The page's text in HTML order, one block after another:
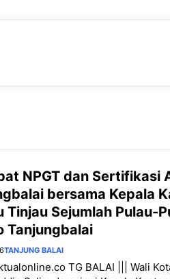
NPGT dan Sertifikasi
bersama Kepala
Tinjau Sejumlah Pulau-
Tanjungbalai
TANJUNG BALAI
TG BALAI ||| Wali